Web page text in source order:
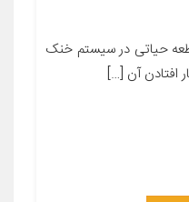
حیاتی در سیستم خنک
افتادن آن […]